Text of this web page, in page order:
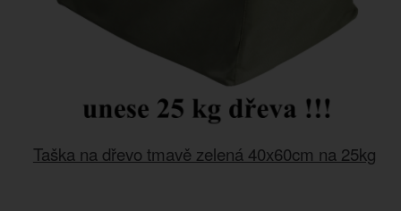
Taška na dřevo tmavě zelená 40x60cm na 25kg